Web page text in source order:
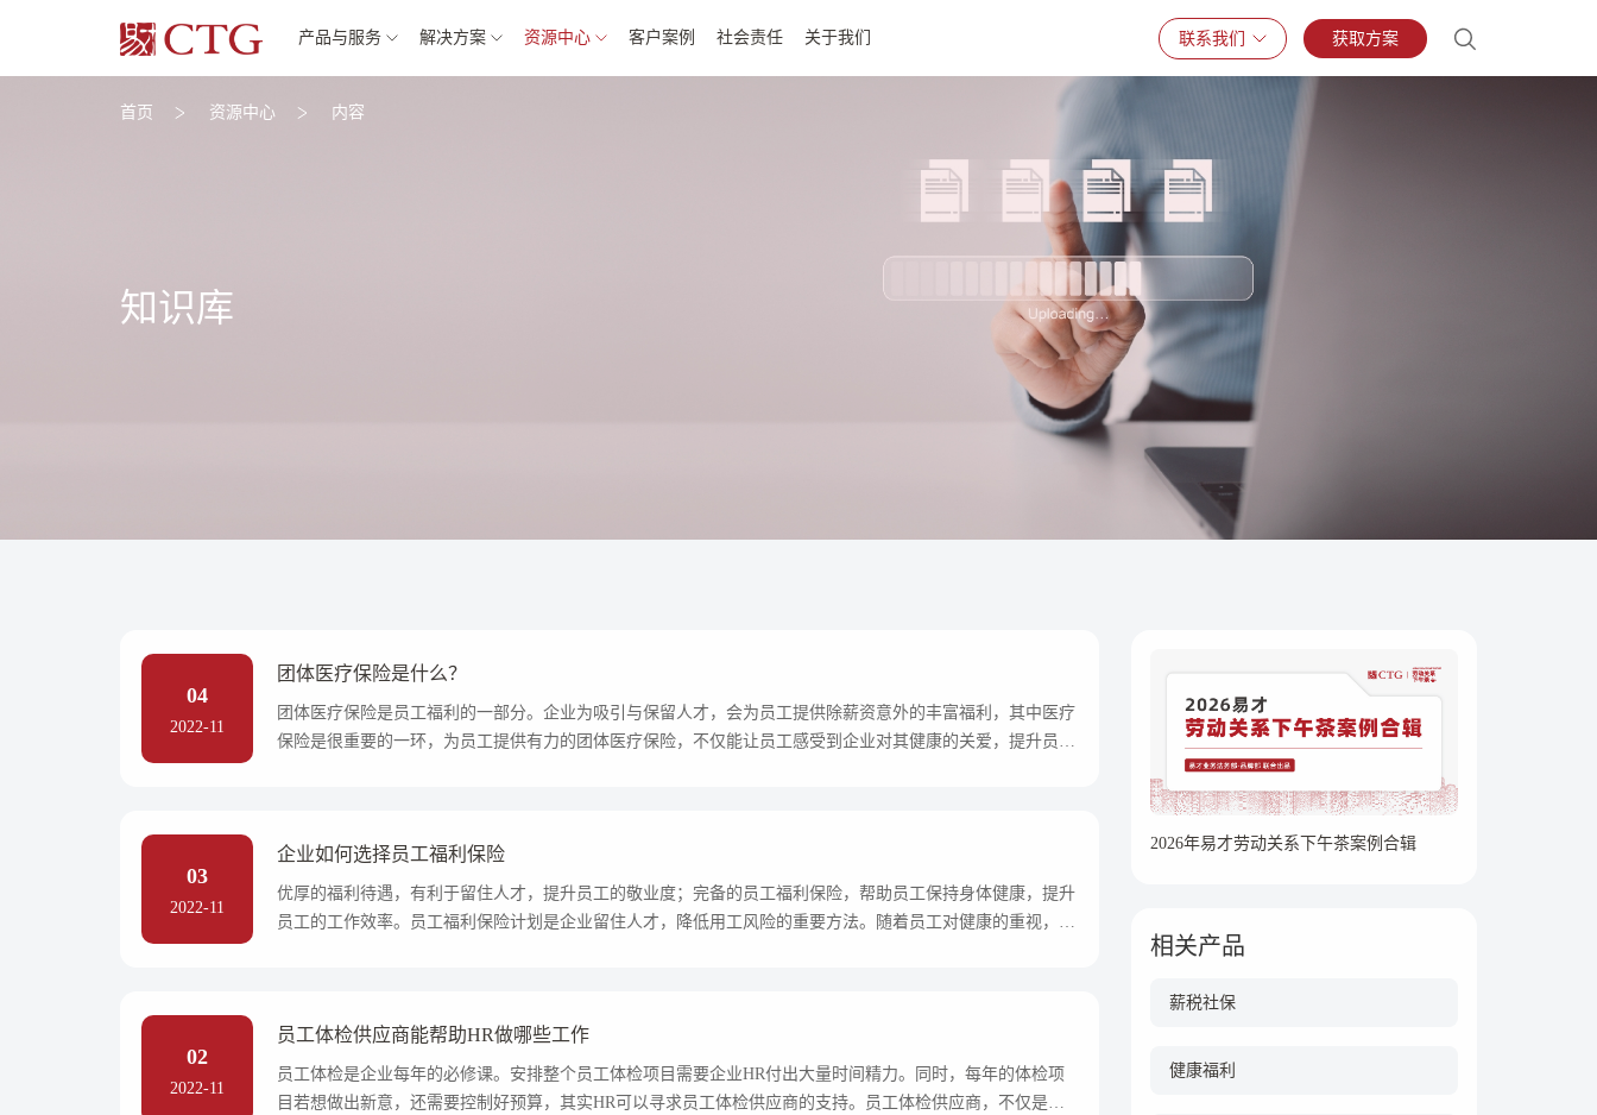
产品与服务 解决方案 资源中心 客户案例 社会责任 关于我们 联系我们 获取方案
知识库
首页 资源中心 内容
04
2022-11
团体医疗保险是什么？
团体医疗保险是员工福利的一部分。企业为吸引与保留人才，会为员工提供除薪资意外的丰富福利，其中医疗
保险是很重要的一环，为员工提供有力的团体医疗保险，不仅能让员工感受到企业对其健康的关爱，提升员工
03
2022-11
企业如何选择员工福利保险
优厚的福利待遇，有利于留住人才，提升员工的敬业度；完备的员工福利保险，帮助员工保持身体健康，提升
员工的工作效率。员工福利保险计划是企业留住人才，降低用工风险的重要方法。随着员工对健康的重视，以
02
2022-11
员工体检供应商能帮助HR做哪些工作
员工体检是企业每年的必修课。安排整个员工体检项目需要企业HR付出大量时间精力。同时，每年的体检项
目若想做出新意，还需要控制好预算，其实HR可以寻求员工体检供应商的支持。员工体检供应商，不仅是体
2026年易才劳动关系下午茶案例合辑
相关产品
薪税社保
健康福利